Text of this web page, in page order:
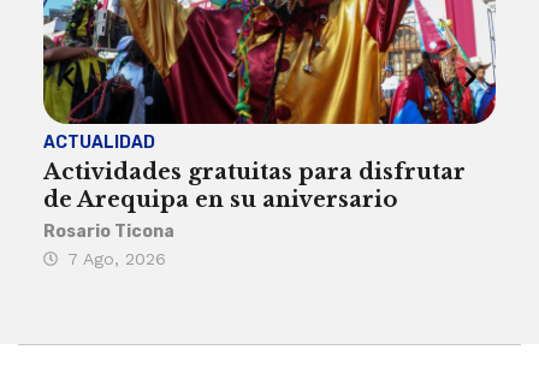
ACTUALIDAD
Actividades gratuitas para disfrutar
de Arequipa en su aniversario
Rosario Ticona
7 Ago, 2026